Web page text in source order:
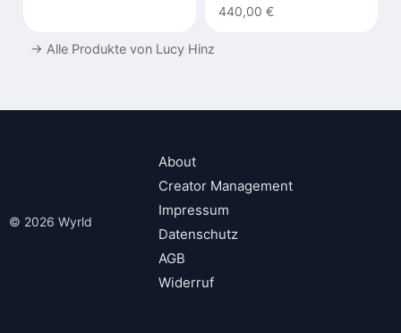
440,00 €
→ Alle Produkte von Lucy Hinz
© 2026 Wyrld
About
Creator Management
Impressum
Datenschutz
AGB
Widerruf